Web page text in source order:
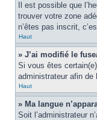
Il est possible que
trouver votre zone
n’êtes pas inscrit,
Haut
» J’ai modifié le
Si vous êtes
administrateur afin de
Haut
» Ma langue
Soit l’administrateur